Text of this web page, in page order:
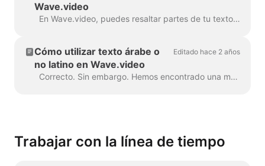
Wave.video
En Wave.video, puedes resaltar partes de tu texto para que destaquen del resto del mensaje. Para resaltar una parte del texto,...
Cómo utilizar texto árabe o
no latino en Wave.video
Editado hace 2 años
Correcto. Sin embargo. Hemos encontrado una manera de evitar esto, gracias a un usuario creativo y nuestro equipo de soporte. Todo lo que necesitas hacer es crear un archivo vectorial/ima...
Trabajar con la línea de tiempo